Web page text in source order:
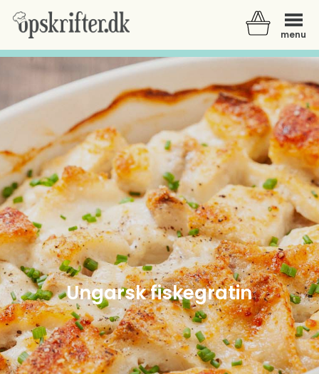
menu
Der er ingen varer i din kurv.
Ungarsk fiskegratin